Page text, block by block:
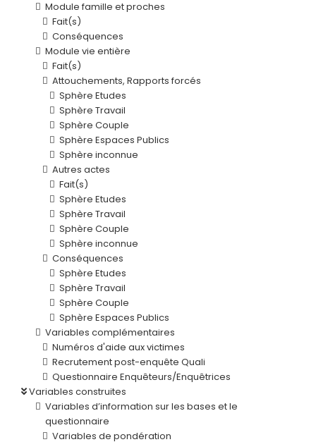
Module famille et proches
Fait(s)
Conséquences
Module vie entière
Fait(s)
Attouchements, Rapports forcés
Sphère Etudes
Sphère Travail
Sphère Couple
Sphère Espaces Publics
Sphère inconnue
Autres actes
Fait(s)
Sphère Etudes
Sphère Travail
Sphère Couple
Sphère inconnue
Conséquences
Sphère Etudes
Sphère Travail
Sphère Couple
Sphère Espaces Publics
Variables complémentaires
Numéros d'aide aux victimes
Recrutement post-enquête Quali
Questionnaire Enquêteurs/Enquêtrices
Variables construites
Variables d’information sur les bases et le
questionnaire
Variables de pondération